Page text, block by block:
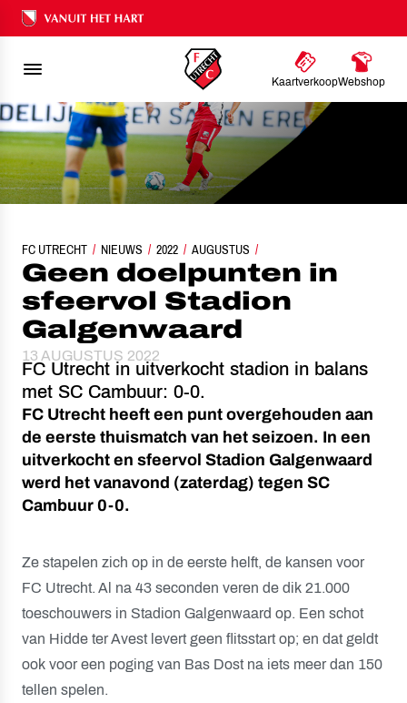
Ons nalatenschap
KaartverkoopWebshop
FC UTRECHT NIEUWS 2022 AUGUSTUS
GEEN DOELPUNTEN IN SFEERVOL STADION
Geen doelpunten in
sfeervol Stadion
Galgenwaard
13 AUGUSTUS 2022
FC Utrecht in uitverkocht stadion in balans
met SC Cambuur: 0-0.
FC Utrecht heeft een punt overgehouden aan
de eerste thuismatch van het seizoen. In een
uitverkocht en sfeervol Stadion Galgenwaard
werd het vanavond (zaterdag) tegen SC
Cambuur 0-0.
Ze stapelen zich op in de eerste helft, de kansen voor
FC Utrecht. Al na 43 seconden veren de dik 21.000
toeschouwers in Stadion Galgenwaard op. Een schot
van Hidde ter Avest levert geen flitsstart op; en dat geldt
ook voor een poging van Bas Dost na iets meer dan 150
tellen spelen.